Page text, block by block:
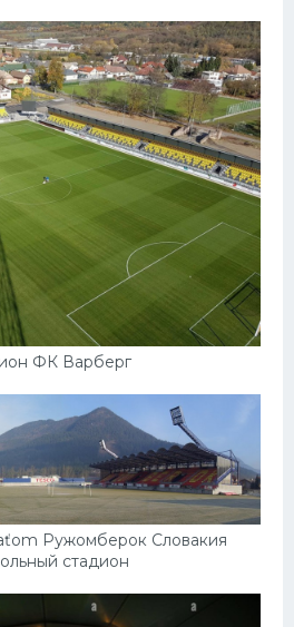
ФК Варберг
Ружомберок Словакия
стадион